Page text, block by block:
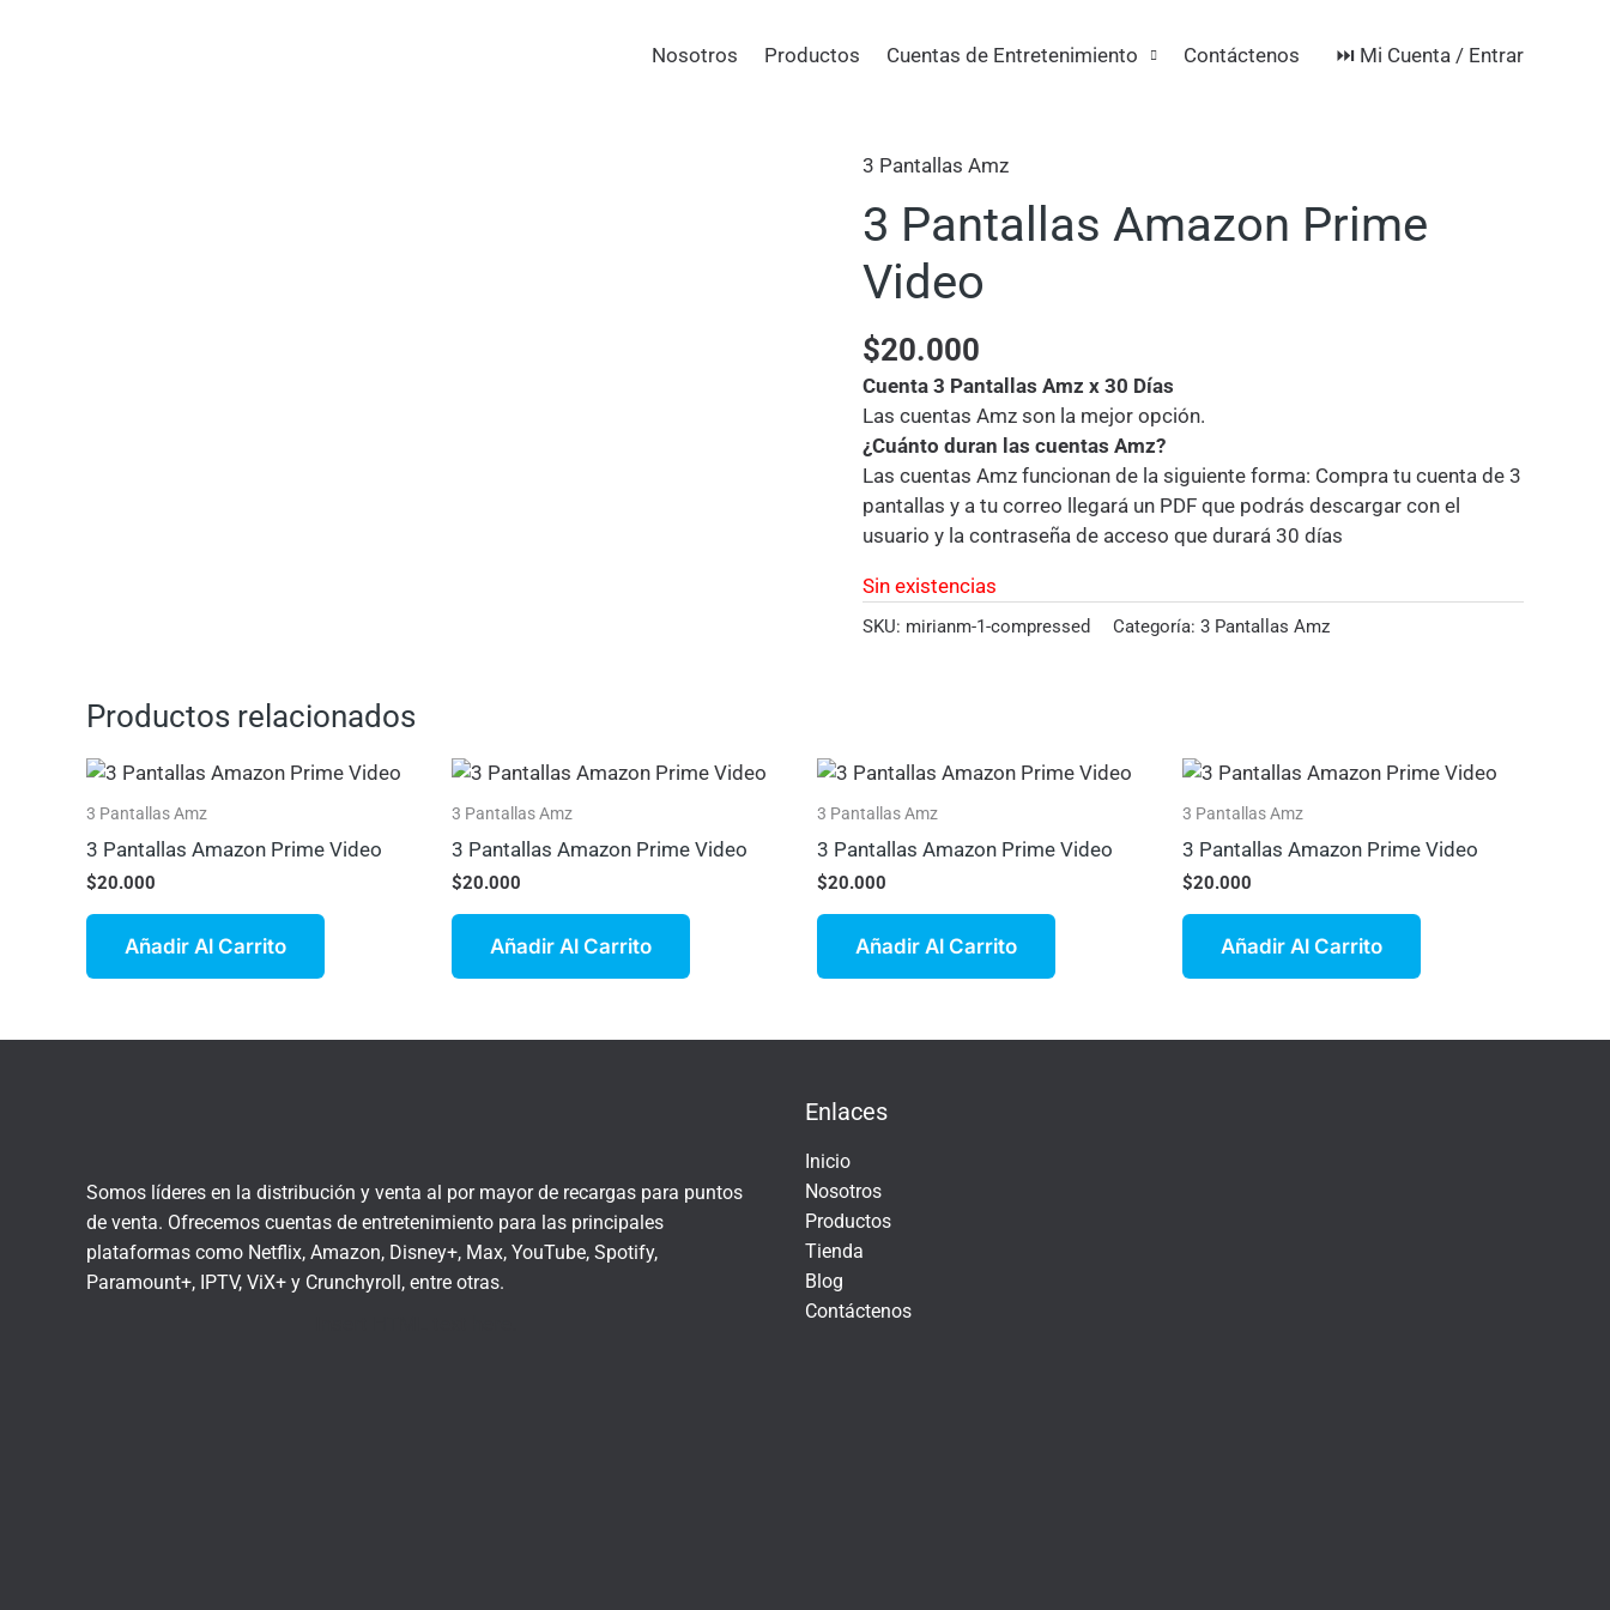
Nosotros Productos Cuentas de Entretenimiento Contáctenos ⏭️ Mi Cuenta / Entrar
3 Pantallas Amz
3 Pantallas Amazon Prime
Video
$20.000
Cuenta 3 Pantallas Amz x 30 Días
Las cuentas Amz son la mejor opción.
¿Cuánto duran las cuentas Amz?
Las cuentas Amz funcionan de la siguiente forma: Compra tu cuenta de 3
pantallas y a tu correo llegará un PDF que podrás descargar con el
usuario y la contraseña de acceso que durará 30 días
Sin existencias
SKU: mirianm-1-compressed Categoría: 3 Pantallas Amz
Productos relacionados
3 Pantallas Amz
3 Pantallas Amazon Prime Video
$20.000
Añadir Al Carrito
3 Pantallas Amz
3 Pantallas Amazon Prime Video
$20.000
Añadir Al Carrito
3 Pantallas Amz
3 Pantallas Amazon Prime Video
$20.000
Añadir Al Carrito
3 Pantallas Amz
3 Pantallas Amazon Prime Video
$20.000
Añadir Al Carrito
Somos líderes en la distribución y venta al por mayor de recargas para puntos
de venta. Ofrecemos cuentas de entretenimiento para las principales
plataformas como Netflix, Amazon, Disney+, Max, YouTube, Spotify,
Paramount+, IPTV, ViX+ y Crunchyroll, entre otras.
Enlaces
Inicio
Nosotros
Productos
Tienda
Blog
Contáctenos